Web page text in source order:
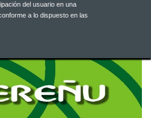
del usuario en una
a lo dispuesto en las